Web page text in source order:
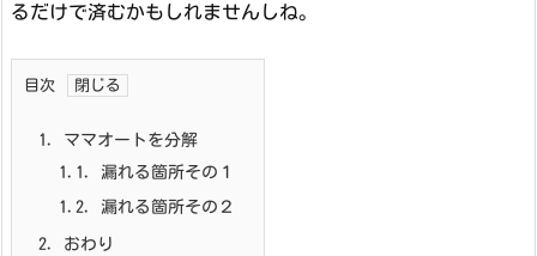
るだけで済むかもしれませんしね。
目次
1.
ママオートを分解
1.1.
漏れる箇所その１
1.2. 漏れる箇所その２
2. おわり